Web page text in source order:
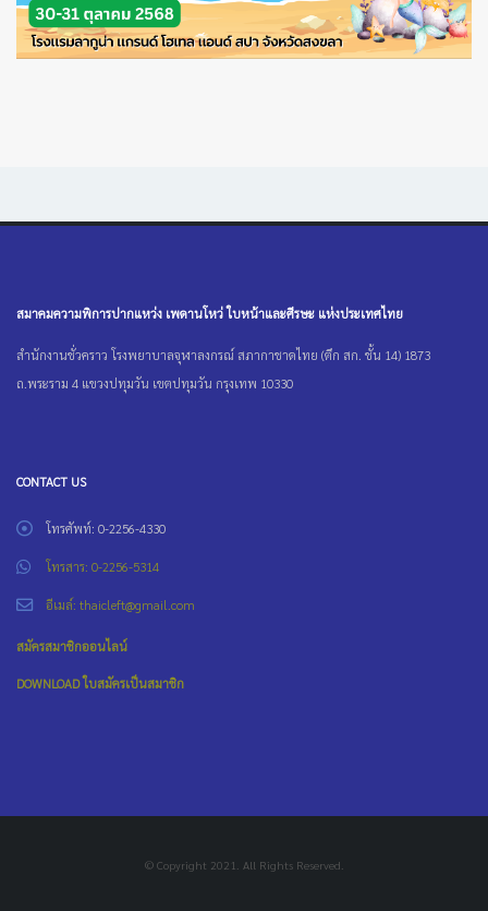
สมาคมความพิการปากแหว่ง เพดานโหว่ ใบหน้าและศีรษะ แห่งประเทศไทย
สำนักงานชั่วคราว โรงพยาบาลจุฬาลงกรณ์ สภากาชาดไทย (ตึก สก. ชั้น 14) 1873
ถ.พระราม 4 แขวงปทุมวัน เขตปทุมวัน กรุงเทพ 10330
CONTACT US
โทรศัพท์: 0-2256-4330
โทรสาร: 0-2256-5314
อีเมล์: thaicleft@gmail.com
สมัครสมาชิกออนไลน์
DOWNLOAD ใบสมัครเป็นสมาชิก
© Copyright 2021. All Rights Reserved.